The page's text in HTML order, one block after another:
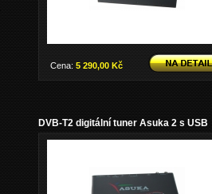
Cena: 5 290,00 Kč
DVB-T2 digitální tuner Asuka 2 s USB